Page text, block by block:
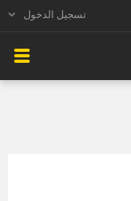
تسجيل الدخول